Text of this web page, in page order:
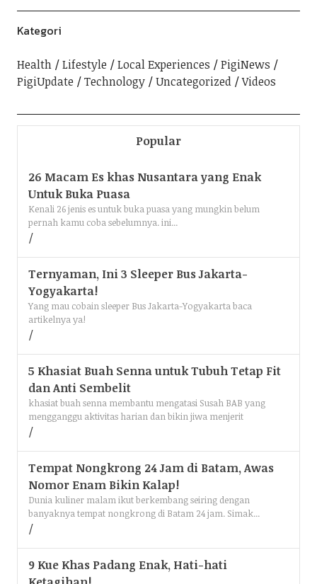
Kategori
Health Lifestyle Local Experiences
PigiNews
PigiUpdate
Technology Uncategorized Videos
Popular
26 Macam Es khas Nusantara yang Enak
Untuk Buka Puasa
Kenali 26 jenis es untuk buka puasa yang mungkin belum
pernah kamu coba sebelumnya. ini...
Ternyaman, Ini 3 Sleeper Bus Jakarta-
Yogyakarta!
Yang mau cobain sleeper Bus Jakarta-Yogyakarta baca
artikelnya ya!
5 Khasiat Buah Senna untuk Tubuh Tetap Fit
dan Anti Sembelit
khasiat buah senna membantu mengatasi Susah BAB yang
mengganggu aktivitas harian dan bikin jiwa menjerit
Tempat Nongkrong 24 Jam di Batam, Awas
Nomor Enam Bikin Kalap!
Dunia kuliner malam ikut berkembang seiring dengan
banyaknya tempat nongkrong di Batam 24 jam. Simak...
9 Kue Khas Padang Enak, Hati-hati